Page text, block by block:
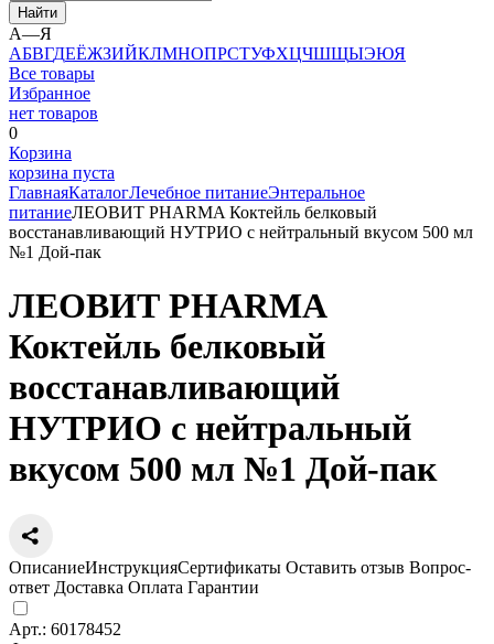
Найти
А—Я
АБВГДЕЁЖЗИЙКЛМНОПРСТУФХЦЧШЩЫЭЮЯ
Все товары
Избранное
нет товаров
0
Корзина
корзина пуста
ГлавнаяКаталогЛечебное питаниеЭнтеральное
питаниеЛЕОВИТ PHARMA Коктейль белковый
восстанавливающий НУТРИО с нейтральный вкусом 500 мл
№1 Дой-пак
ЛЕОВИТ PHARMA
Коктейль белковый
восстанавливающий
НУТРИО с нейтральный
вкусом 500 мл №1 Дой-пак
ОписаниеИнструкцияСертификаты Оставить отзыв Вопрос-
ответ Доставка Оплата Гарантии
Арт.: 60178452